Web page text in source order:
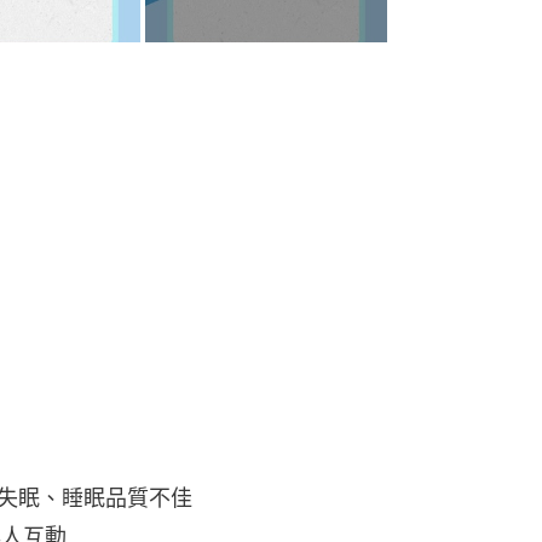
眠、睡眠品質不佳
互動